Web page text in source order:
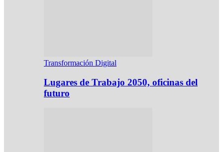
Transformación Digital
Lugares de Trabajo 2050, oficinas del
futuro